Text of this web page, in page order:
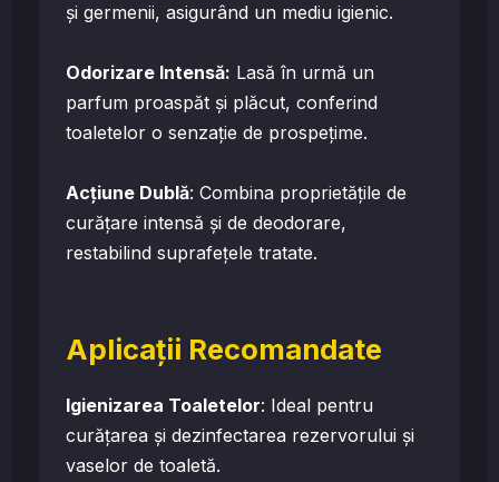
și germenii, asigurând un mediu igienic.
Odorizare Intensă: Lasă în urmă un
parfum proaspăt și plăcut, conferind
toaletelor o senzație de prospețime.
Acțiune Dublă: Combina proprietățile de
curățare intensă și de deodorare,
restabilind suprafețele tratate.
Aplicații Recomandate
Igienizarea Toaletelor: Ideal pentru
curățarea și dezinfectarea rezervorului și
vaselor de toaletă.